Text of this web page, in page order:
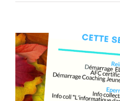
Voir
l'image
agrandie